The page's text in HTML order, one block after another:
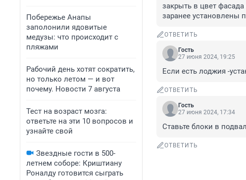
Побережье Анапы
заполонили ядовитые
медузы: что происходит с
пляжами
Рабочий день хотят сократить,
но только летом — и вот
почему. Новости 7 августа
Тест на возраст мозга:
ответьте на эти 10 вопросов и
узнайте свой
Звездные гости в 500-
летнем соборе: Криштиану
Роналду готовится сыграть
закрыть в цвет
заранее установлены
ОТВЕТИТЬ
Гость
27 июня 2024, 19:25
Если есть лоджия -
ОТВЕТИТЬ
Гость
27 июня 2024, 17:34
Ставьте блоки в
ОТВЕТИТЬ